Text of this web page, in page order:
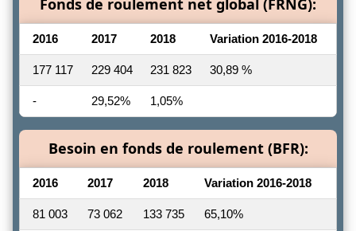
2016 2017 2018 Variation 2016-2018
177 117 229 404 231 823 30,89 %
- 29,52% 1,05%
Besoin en fonds de roulement (BFR):
2016 2017 2018 Variation 2016-2018
81 003 73 062 133 735 65,10%